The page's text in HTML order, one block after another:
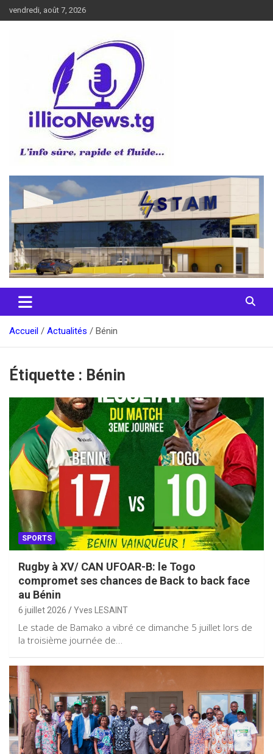
au
vendredi, août 7, 2026
illiconews
Accueil Actualités Bénin
Étiquette : Bénin
SPORTS
Rugby à XV/ CAN UFOAR-B: le Togo
compromet ses chances de Back to back face
au Bénin
6 juillet 2026 Yves LESAINT
Le stade de Bamako a vibré ce dimanche 5 juillet lors de
la troisième journée de…